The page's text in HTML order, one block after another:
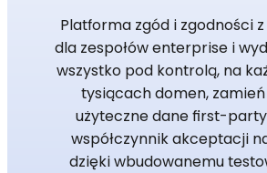
Platforma zgód i zgodności
dla zespołów enterprise i
wszystko pod kontrolą, na
tysiącach domen,
użyteczne dane first-
współczynnik akceptacji
dzięki wbudowanemu